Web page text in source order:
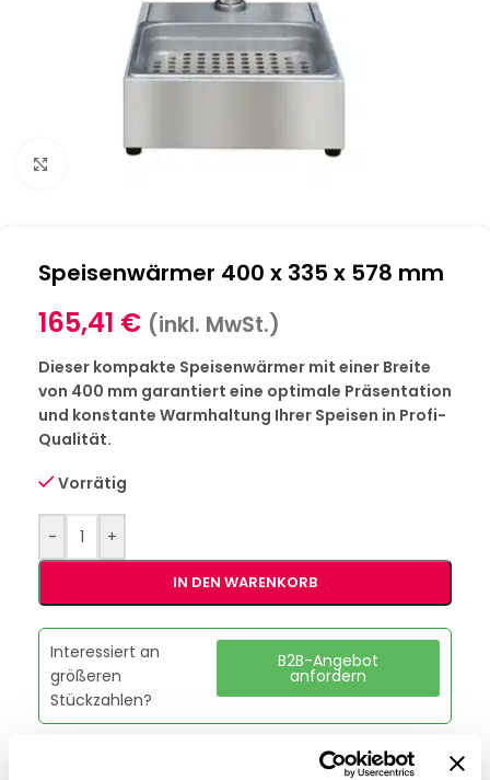
Speisenwärmer 400 x 335 x 578 mm
165,41 € (inkl. MwSt.)
Dieser kompakte Speisenwärmer mit einer Breite
von 400 mm garantiert eine optimale Präsentation
und konstante Warmhaltung Ihrer Speisen in Profi-
Qualität.
Vorrätig
- +
IN DEN WARENKORB
Interessiert an
größeren
Stückzahlen?
B2B-Angebot
anfordern